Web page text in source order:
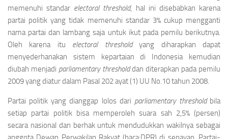
memenuhi standar electoral threshold, hal ini disebabkan karena
partai politik yang tidak memenuhi standar 3% cukup mengganti
nama partai dan lambang saja untuk ikut pada pemilu berikutnya.
Oleh karena itu electoral thresholdyang diharapkan dapat
menyederhanakan sistem kepartaian di Indonesia kemudian
diubah menjadi parliamentary thresholddan diterapkan pada pemilu
2009 yang diatur dalam Pasal 202 ayat (1) UU No.10 tahun 2008.
Partai politik yang dianggap lolos dari parliamentary thresholdbila
setiap partai politik bisa memperoleh suara sah 2,5% (persen)
secara nasional dan berhak untuk mendudukkan wakilnya sebagai